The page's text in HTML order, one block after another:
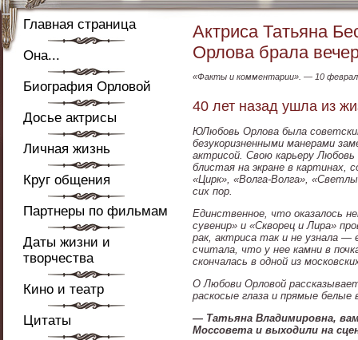
Главная страница
Она...
Биография Орловой
Досье актрисы
Личная жизнь
Круг общения
Партнеры по фильмам
Даты жизни и
творчества
Кино и театр
Цитаты
Актриса Татьяна
Орлова брала
«Факты и комментарии». — 10
40 лет назад ушла из
ЮЛюбовь Орлова была
безукоризненными манерами
актрисой. Свою карьеру Любовь
блистая на экране в
«Цирк», «Волга-Волга»,
сих пор.
Единственное, что оказалось
сувенир» и «Скворец и Лира»
рак, актриса так и не узнала —
считала, что у нее камни в
скончалась в одной из
О Любови Орловой
раскосые глаза и прямые
— Татьяна Владимировна,
Моссовета и выходили на